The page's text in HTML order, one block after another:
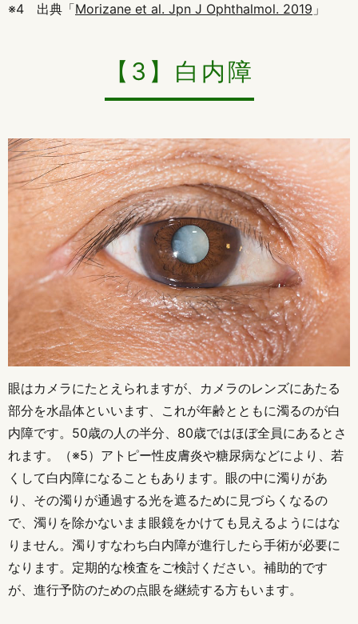
※4 出典「Morizane et al. Jpn J Ophthalmol. 2019 」
【3】白内障
眼はカメラにたとえられますが、カメラのレンズにあたる
部分を水晶体といいます、これが年齢とともに濁るのが白
内障です。50歳の人の半分、80歳ではほぼ全員にあるとさ
れます。（※5）アトピー性皮膚炎や糖尿病などにより、若
くして白内障になることもあります。眼の中に濁りがあ
り、その濁りが通過する光を遮るために見づらくなるの
で、濁りを除かないまま眼鏡をかけても見えるようにはな
りません。濁りすなわち白内障が進行したら手術が必要に
なります。定期的な検査をご検討ください。補助的です
が、進行予防のための点眼を継続する方もいます。